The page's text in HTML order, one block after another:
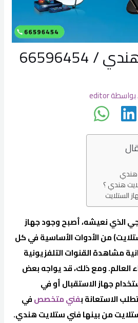
فني ستلايت هندي / 66596454
editor
هندي
هندي ؟
الستلايت
الذي نعيشه، أصبح وجود جهاز
من الأدوات الأساسية في كل
مشاهدة القنوات التلفزيونية
العالم. ومع ذلك، قد يواجه بعض
جهاز الاستقبال أو في
الاستعانة بفني متخصصفي
من بينها فني ستلايت هندي.